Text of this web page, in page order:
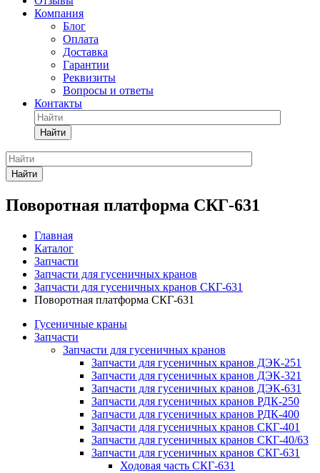
Компания
Блог
Оплата
Доставка
Гарантии
Реквизиты
Вопросы и ответы
Контакты
Найти
Найти
Поворотная платформа СКГ-631
Главная
Каталог
Запчасти
Запчасти для гусеничных кранов
Запчасти для гусеничных кранов СКГ-631
Поворотная платформа СКГ-631
Гусеничные краны
Запчасти
Запчасти для гусеничных кранов
Запчасти для гусеничных кранов ДЭК-251
Запчасти для гусеничных кранов ДЭК-321
Запчасти для гусеничных кранов ДЭК-631
Запчасти для гусеничных кранов РДК-250
Запчасти для гусеничных кранов РДК-400
Запчасти для гусеничных кранов СКГ-401
Запчасти для гусеничных кранов СКГ-40/63
Запчасти для гусеничных кранов СКГ-631
Ходовая часть СКГ-631